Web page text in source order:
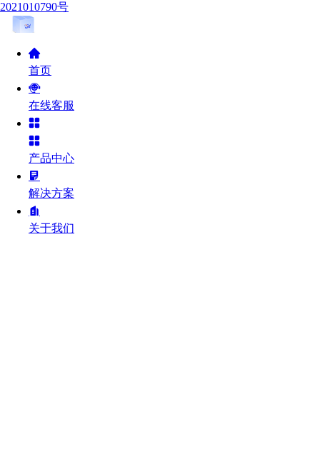
2021010790号
首页
在线客服
产品中心
解决方案
关于我们